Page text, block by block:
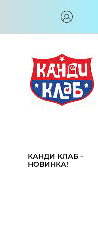
КАНДИ КЛАБ -
НОВИНКА!